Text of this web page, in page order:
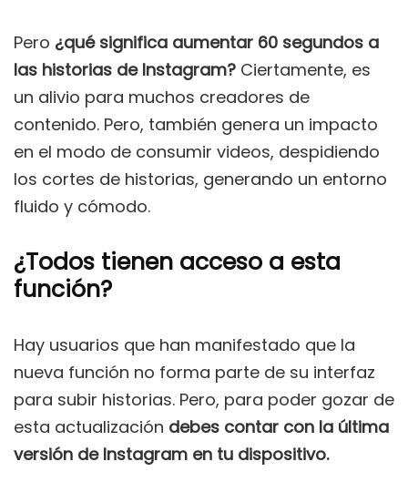
Pero ¿qué significa aumentar 60 segundos a
las historias de Instagram? Ciertamente, es
un alivio para muchos creadores de
contenido. Pero, también genera un impacto
en el modo de consumir videos, despidiendo
los cortes de historias, generando un entorno
fluido y cómodo.
¿Todos tienen acceso a esta
función?
Hay usuarios que han manifestado que la
nueva función no forma parte de su interfaz
para subir historias. Pero, para poder gozar de
esta actualización debes contar con la última
versión de Instagram en tu dispositivo.